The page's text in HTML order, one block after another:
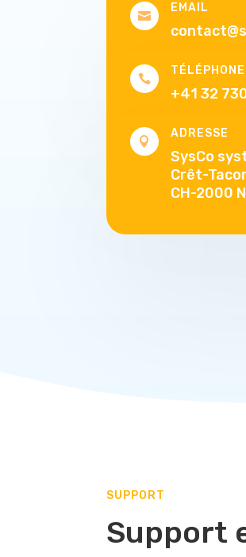

EMAIL

TÉLÉPHONE
+41 32

ADRESSE
SysCo
Crêt-
CH-2000
SUPPORT
Support